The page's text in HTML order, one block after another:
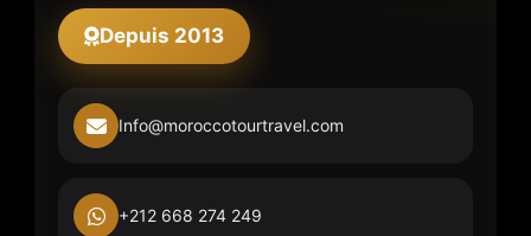
Depuis 2013
Info@moroccotourtravel.com
+212 668 274 249